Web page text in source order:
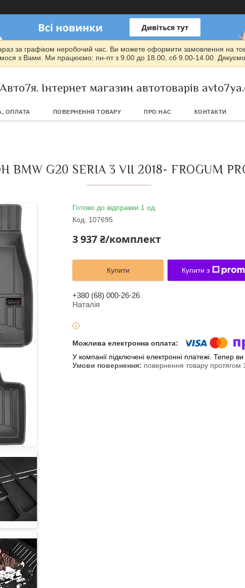
за графіком неробочий час. Ви можете оформити замовлення на
з Вами. Ми працюємо: пн-пт з 9.00 до 18.00, сб 9.00-14.00. Дякуємо
Авто7я. Інтернет магазин автотоварів
ОПЛАТА ПОВЕРНЕННЯ ТОВАРУ ПРО НАС КОНТАКТИ
G20 SERIA 3 VII 2018- FROGUM
Готово до відправки 1 од.
Код: 107695
3 937 ₴/комплект
Купити Купити з
+380 (68) 000-26-26
Наталія
У компанії підключені електронні платежі. Тепер
повернення товару протягом